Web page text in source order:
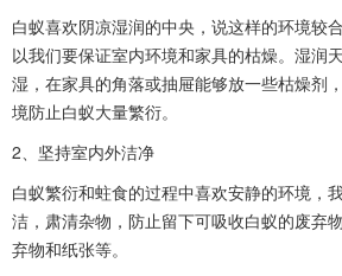
白蚁喜欢阴凉湿润的中央，说这样的环境较
以我们要保证室内环境和家具的枯燥。湿润
湿，在家具的角落或抽屉能够放一些枯燥剂
境防止白蚁大量繁衍。
2、坚持室内外洁净
白蚁繁衍和蛀食的过程中喜欢安静的环境，
洁，肃清杂物，防止留下可吸收白蚁的废弃
弃物和纸张等。